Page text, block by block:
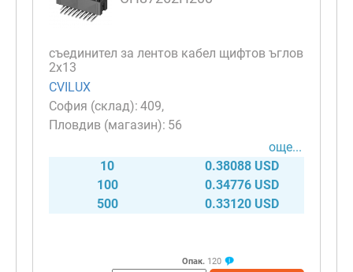
съединител за лентов кабел щифтов ъглов
2х13
CVILUX
409
56
още...
10
0.38088 USD
100
0.34776 USD
500
0.33120 USD
Опак. 120